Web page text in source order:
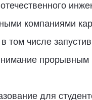
компаниями
том числе
прорывным
для